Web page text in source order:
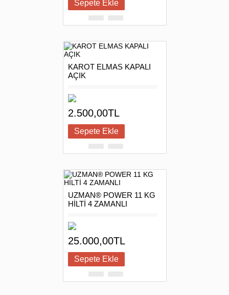
KAROT ELMAS KAPALI
AÇIK
2.500,00TL
UZMAN® POWER 11 KG
HİLTİ 4 ZAMANLI
25.000,00TL